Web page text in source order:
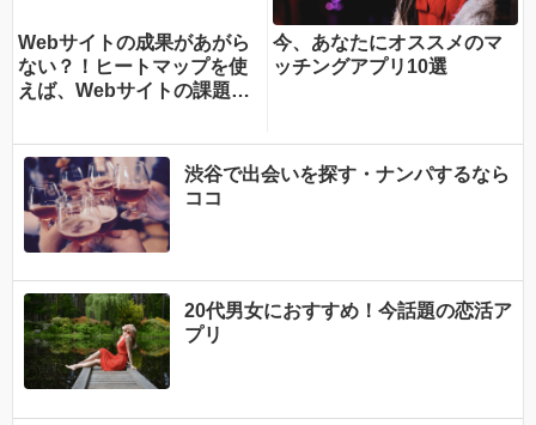
Webサイトの成果があがら
ない？！ヒートマップを使
えば、Webサイトの課題が
りやすく解説！
今、あなたにオススメのマ
ッチングアプリ10選
渋谷で出会いを探す・ナンパするなら
ココ
20代男女におすすめ！今話題の恋活ア
プリ